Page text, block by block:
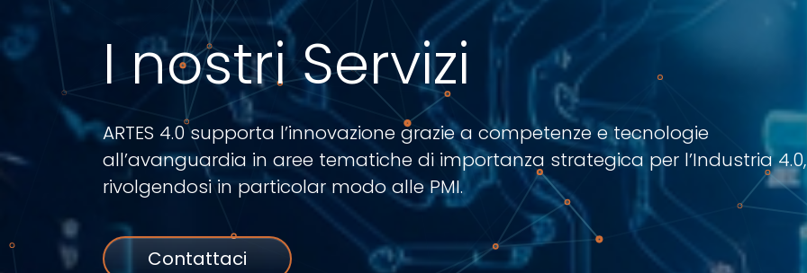
I nostri Servizi
ARTES 4.0 supporta l’innovazione grazie a competenze e tecnologie
all’avanguardia in aree tematiche di importanza strategica per l’Industria 4.0,
rivolgendosi in particolar modo alle PMI.
Contattaci